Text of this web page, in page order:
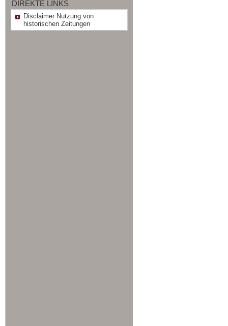
DIREKTE LINKS
Disclaimer Nutzung von
historischen Zeitungen